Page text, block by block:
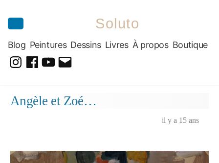
Soluto
Blog Peintures Dessins Livres À propos Boutique
Dessins
Angèle et Zoé…
il y a 15 ans